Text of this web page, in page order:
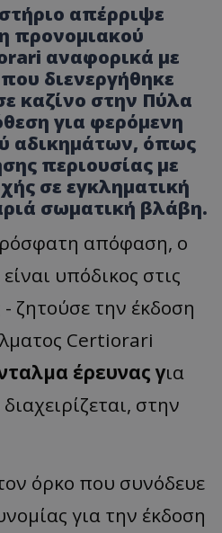
απέρριψε
προνομιακού
αναφορικά με
διενεργήθηκε
καζίνο στην Πύλα
για φερόμενη
αδικημάτων, όπως
περιουσίας με
σε εγκληματική
σωματική βλάβη.
απόφαση, ο
υπόδικος στις
ζητούσε την έκδοση
Certiorari
έρευνας για
στην
όρκο που συνόδευε
για την έκδοση